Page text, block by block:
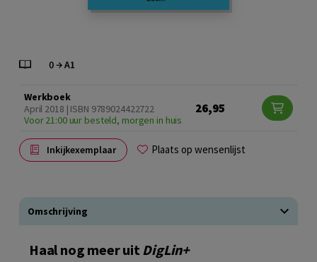
Werkboek
April 2018 | ISBN 9789024422722
Voor 21:00 uur besteld, morgen in huis
26,95
Inkijkexemplaar Plaats op wensenlijst
Omschrijving
Haal nog meer uit DigLin+